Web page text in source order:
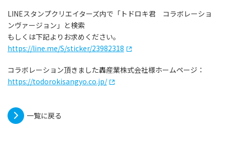
LINEスタンプクリエイターズ内で「トドロキ君 コラボレーショ
ンヴァージョン」と検索
もしくは下記よりお求めください。
https://line.me/S/sticker/23982318
コラボレーション頂きました轟産業株式会社様ホームページ：
https://todorokisangyo.co.jp/
一覧に戻る